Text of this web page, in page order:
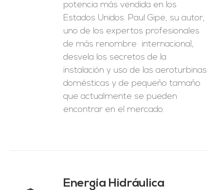
potencia más vendida en los
Estados Unidos. Paul Gipe, su autor,
uno de los expertos profesionales
de más renombre internacional,
desvela los secretos de la
instalación y uso de las aeroturbinas
domésticas y de pequeño tamaño
que actualmente se pueden
encontrar en el mercado.
Energía Hidráulica